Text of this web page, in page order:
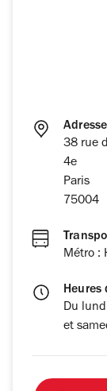
Adresse
38 rue
4e
Paris
75004
Métro :
Heures
Du
et